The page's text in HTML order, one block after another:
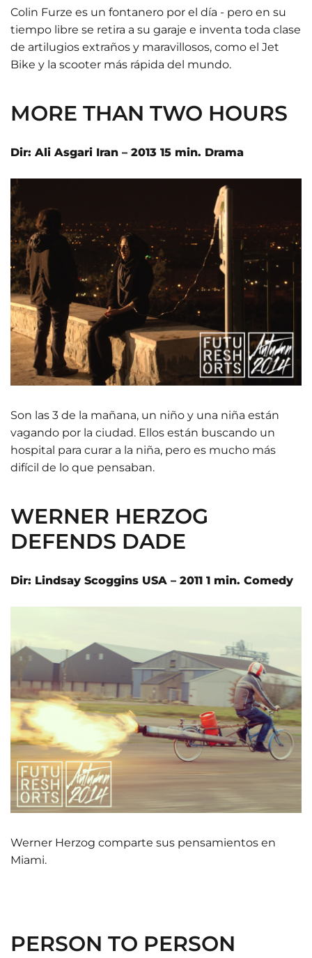
Colin Furze es un fontanero por el día - pero en su
tiempo libre se retira a su garaje e inventa toda clase
de artilugios extraños y maravillosos, como el Jet
Bike y la scooter más rápida del mundo.
MORE THAN TWO HOURS
Dir: Ali Asgari Iran – 2013 15 min. Drama
Son las 3 de la mañana, un niño y una niña están
vagando por la ciudad. Ellos están buscando un
hospital para curar a la niña, pero es mucho más
difícil de lo que pensaban.
WERNER HERZOG
DEFENDS DADE
Dir: Lindsay Scoggins USA – 2011 1 min. Comedy
Werner Herzog comparte sus pensamientos en
Miami.
PERSON TO PERSON